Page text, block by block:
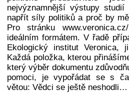
nejvýznamnější výstupy
napřít síly politiků a proč by
Pro stránku
ideálním formátem. V řadě
Ekologický institut Veronica,
Každá položka, kterou
který výběr dokumentu
pomoci, je vypořádat se s
větou: Vědci se ještě neshodli…